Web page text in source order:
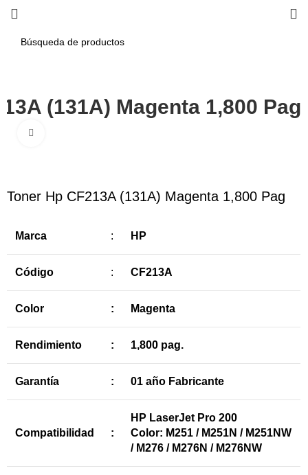
(131A) Magenta 1,800 Pag
Toner Hp CF213A (131A) Magenta 1,800 Pag
Marca : HP
Código : CF213A
Color : Magenta
Rendimiento : 1,800 pag.
Garantía : 01 año Fabricante
Compatibilidad :
HP LaserJet Pro 200
Color: M251 / M251N / M251NW
/ M276 / M276N / M276NW